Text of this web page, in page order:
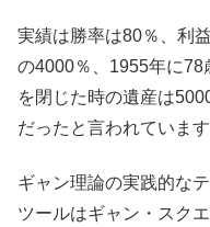
実績は勝率は80％、利
の4000％、1955年に78
を閉じた時の遺産は
だったと言われています
ギャン理論の実践的な
ツールはギャン・スク